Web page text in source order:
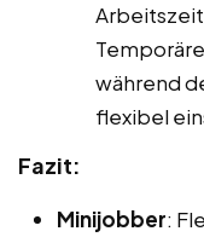
während
flexibel
Fazit:
Minijobber: